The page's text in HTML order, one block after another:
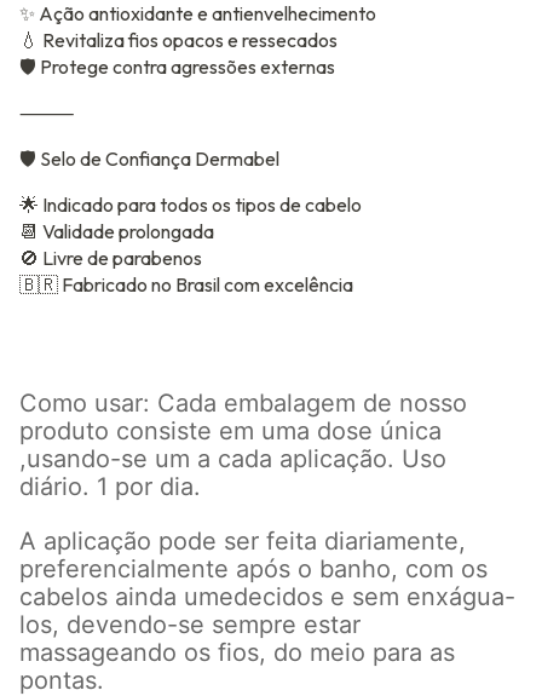
✨ Ação antioxidante e antienvelhecimento
💧 Revitaliza fios opacos e ressecados
🛡️ Protege contra agressões externas
⸻
🛡️ Selo de Confiança Dermabel
🌟 Indicado para todos os tipos de cabelo
📆 Validade prolongada
🚫 Livre de parabenos
🇧🇷 Fabricado no Brasil com excelência
Como usar: Cada embalagem de nosso
produto consiste em uma dose única
,usando-se um a cada aplicação. Uso
diário. 1 por dia.
A aplicação pode ser feita diariamente,
preferencialmente após o banho, com os
cabelos ainda umedecidos e sem enxágua-
los, devendo-se sempre estar
massageando os fios, do meio para as
pontas.